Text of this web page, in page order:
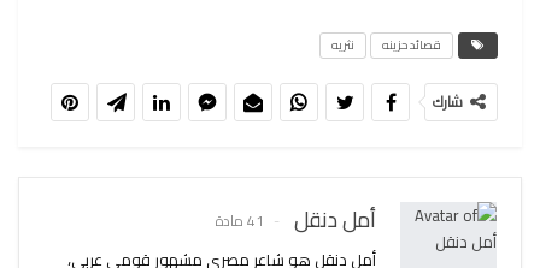
قصائد حزينه نثريه
شارك
أمل دنقل 41 مادة
أمل دنقل هو شاعر مصري مشهور قومي عربي،